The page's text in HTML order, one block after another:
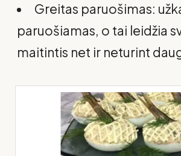
Greitas paruošimas:
paruošiamas, o tai leidžia
maitintis net ir neturint